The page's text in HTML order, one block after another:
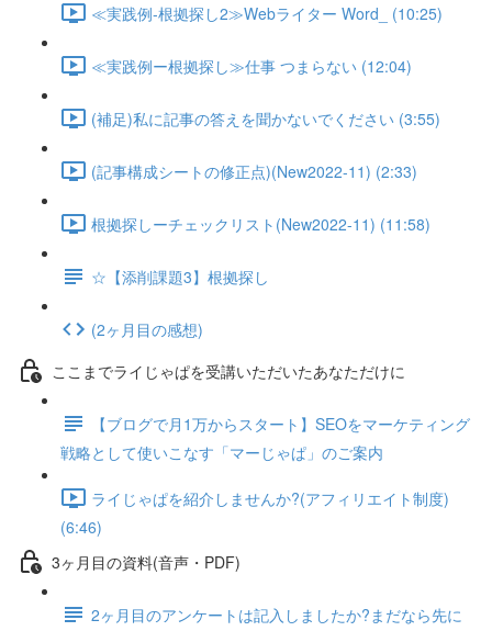
≪実践例-根拠探し2≫Webライター Word_ (10:25)
≪実践例ー根拠探し≫仕事 つまらない (12:04)
(補足)私に記事の答えを聞かないでください (3:55)
(記事構成シートの修正点)(New2022-11) (2:33)
根拠探しーチェックリスト(New2022-11) (11:58)
☆【添削課題3】根拠探し
(2ヶ月目の感想)
ここまでライじゃぱを受講いただいたあなただけに
【ブログで月1万からスタート】SEOをマーケティング
戦略として使いこなす「マーじゃぱ」のご案内
ライじゃぱを紹介しませんか?(アフィリエイト制度)
(6:46)
3ヶ月目の資料(音声・PDF)
2ヶ月目のアンケートは記入しましたか?まだなら先に